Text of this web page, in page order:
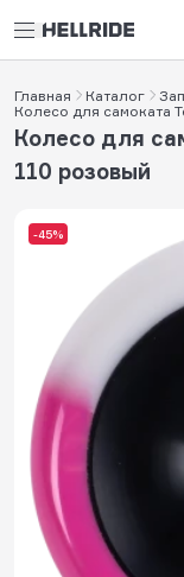
Главная Каталог
Колесо для самоката
-45%
Колесо для
110 розовый